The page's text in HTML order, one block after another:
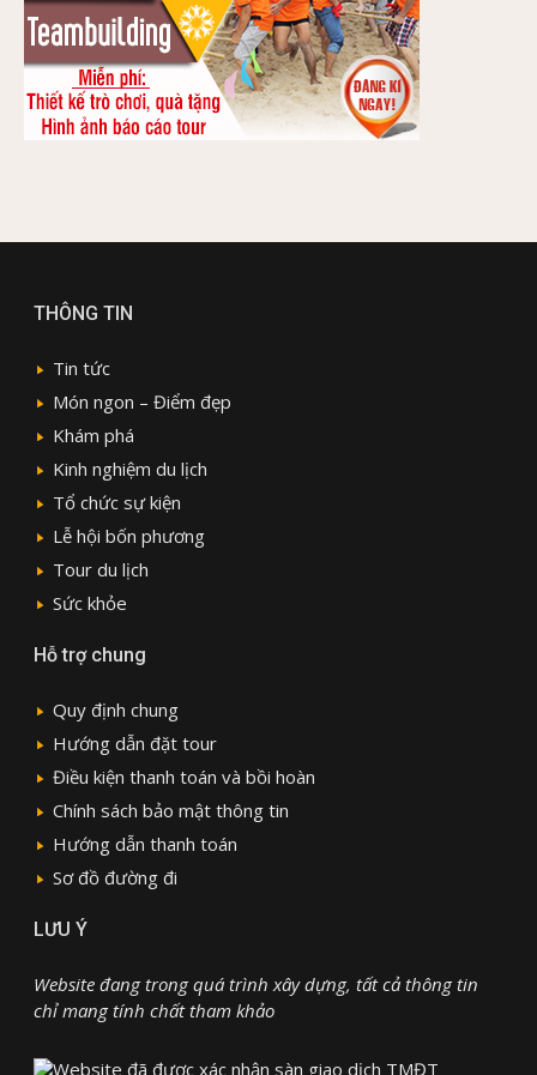
THÔNG TIN
Tin tức
Món ngon – Điểm đẹp
Khám phá
Kinh nghiệm du lịch
Tổ chức sự kiện
Lễ hội bốn phương
Tour du lịch
Sức khỏe
Hỗ trợ chung
Quy định chung
Hướng dẫn đặt tour
Điều kiện thanh toán và bồi hoàn
Chính sách bảo mật thông tin
Hướng dẫn thanh toán
Sơ đồ đường đi
LƯU Ý
Website đang trong quá trình xây dựng, tất cả thông tin
chỉ mang tính chất tham khảo